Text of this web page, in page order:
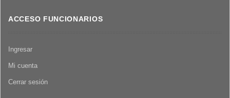
ACCESO FUNCIONARIOS
Ingresar
Mi cuenta
Cerrar sesión